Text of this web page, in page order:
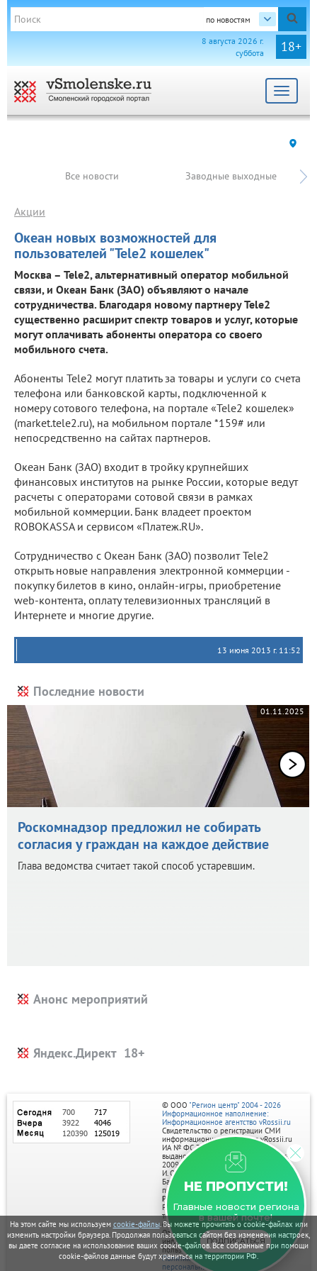
На этом сайте мы используем cookie-файлы. Вы можете прочитать о cookie-файлах или
изменить настройки браузера. Продолжая пользоваться сайтом без изменения настроек,
вы даете согласие на использование ваших cookie-файлов. Все собранные при помощи
cookie-файлов данные будут храниться на территории РФ.
по новостям
18+
8 августа 2026 г.
суббота
Toggle
Все новости Заводные выходные
Океан новых возможностей для
пользователей "Tele2 кошелек"
Акции
Москва – Tele2, альтернативный оператор мобильной
связи, и Океан Банк (ЗАО) объявляют о начале
сотрудничества. Благодаря новому партнеру Tele2
существенно расширит спектр товаров и услуг, которые
могут оплачивать абоненты оператора со своего
мобильного счета.
Абоненты Tele2 могут платить за товары и услуги со счета
телефона или банковской карты, подключенной к
номеру сотового телефона, на портале «Tele2 кошелек»
(market.tele2.ru), на мобильном портале *159# или
непосредственно на сайтах партнеров.
Океан Банк (ЗАО) входит в тройку крупнейших
финансовых институтов на рынке России, которые ведут
расчеты с операторами сотовой связи в рамках
мобильной коммерции. Банк владеет проектом
ROBOKASSA и сервисом «Платеж.RU».
Сотрудничество с Океан Банк (ЗАО) позволит Tele2
открыть новые направления электронной коммерции -
покупку билетов в кино, онлайн-игры, приобретение
web-контента, оплату телевизионных трансляций в
Интернете и многие другие.
13 июня 2013 г. 11:52
Последние новости
01.11.2025
Роскомнадзор предложил не собирать
согласия у граждан на каждое действие
Глава ведомства считает такой способ устаревшим.
Анонс мероприятий
Яндекс.Директ
НЕ ПРОПУСТИ!
Главные новости региона
в вашей почте!
ПОДПИСАТЬСЯ
© ООО "Регион центр" 2004 - 2026
Информационное наполнение:
Информационное агентство vRossii.ru
Свидетельство о регистрации СМИ
информационного агентства vRossii.ru
ИА № ФС 77‑35502
выдано РОСКОМНАДЗОРом 04 марта
2009г.
И. О. Главного редактора Нарыков А. Н.
Баннеры на портале размещаются на
правах рекламы.
Реклама на портале:
Рекламное агентство "Умный маркетинг"
тел. 7-910-267-70-40,
email: umnyy.marketing@yandex.ru
Отдельные публикации могут содержать
информацию, не предназначенную для
пользователей до 18 лет.
Политика в отношении обработки
персональных данных